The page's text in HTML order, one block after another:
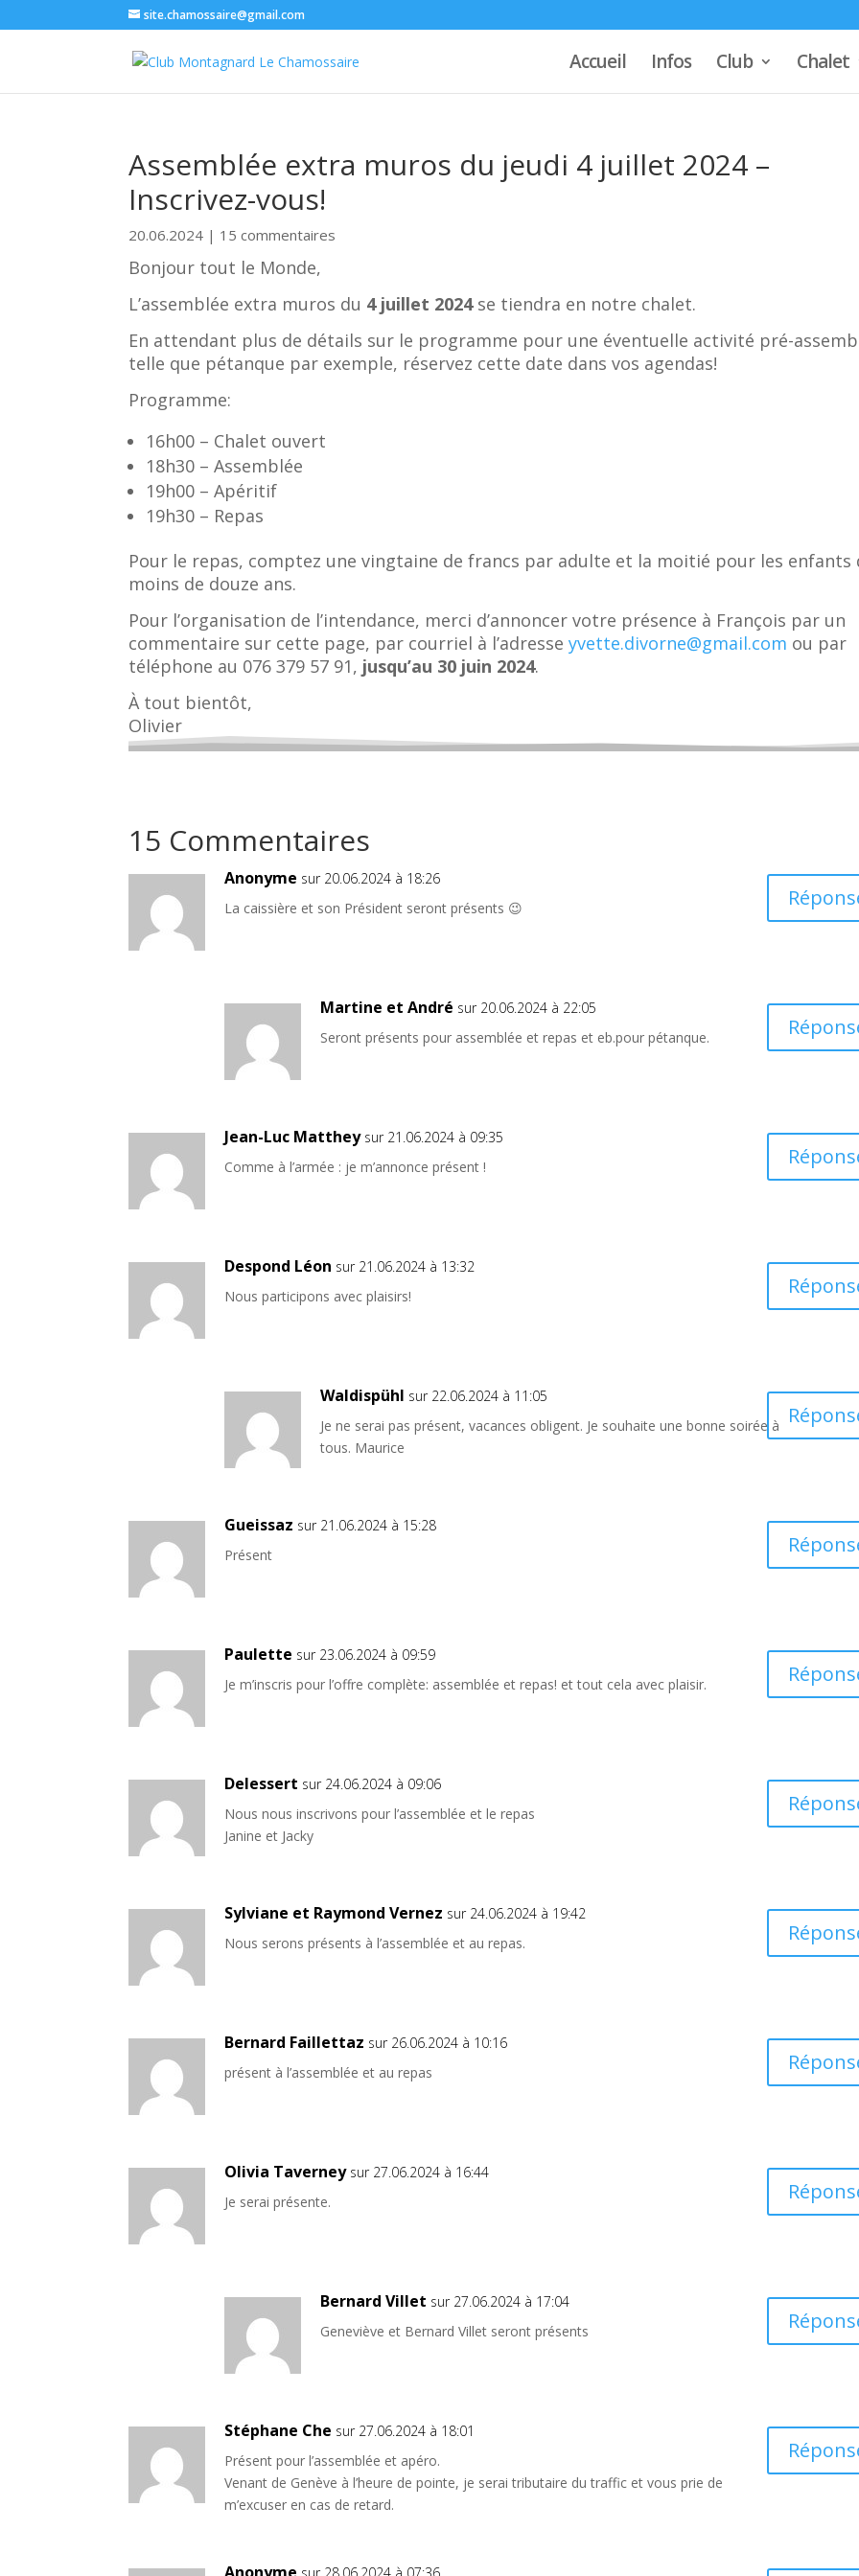
site.chamossaire@gmail.com
Accueil Infos Club Chalet
Assemblée extra muros du jeudi 4 juillet 2024 –
Inscrivez-vous!
20.06.2024 | 15 commentaires
Bonjour tout le Monde,
L’assemblée extra muros du 4 juillet 2024se tiendra en notre chalet.
En attendant plus de détails sur le programme pour une éventuelle activité pré-
telle que pétanque par exemple, réservez cette date dans vos agendas!
Programme:
16h00 – Chalet ouvert
18h30 – Assemblée
19h00 – Apéritif
19h30 – Repas
Pour le repas, comptez une vingtaine de francs par adulte et la moitié pour les enfants
moins de douze ans.
Pour l’organisation de l’intendance, merci d’annoncer votre présence à François par un
commentaire sur cette page, par courriel à l’adresseyvette.divorne@gmail.com ou par
téléphone au 076 379 57 91, jusqu’au 30 juin 2024.
À tout bientôt,
Olivier
15 Commentaires
Anonyme sur 20.06.2024 à 18:26
La caissière et son Président seront présents 😉
Martine et André sur 20.06.2024 à 22:05
Seront présents pour assemblée et repas et eb.pour pétanque.
Jean-Luc Matthey sur 21.06.2024 à 09:35
Comme à l’armée : je m’annonce présent !
Despond Léon sur 21.06.2024 à 13:32
Nous participons avec plaisirs!
Waldispühl sur 22.06.2024 à 11:05
Je ne serai pas présent, vacances obligent. Je souhaite une bonne soirée à
tous. Maurice
Gueissaz sur 21.06.2024 à 15:28
Présent
Paulette sur 23.06.2024 à 09:59
Je m’inscris pour l’offre complète: assemblée et repas! et tout cela avec plaisir.
Delessert sur 24.06.2024 à 09:06
Nous nous inscrivons pour l’assemblée et le repas
Janine et Jacky
Sylviane et Raymond Vernez sur 24.06.2024 à 19:42
Nous serons présents à l’assemblée et au repas.
Bernard Faillettaz sur 26.06.2024 à 10:16
présent à l’assemblée et au repas
Olivia Taverney sur 27.06.2024 à 16:44
Je serai présente.
Bernard Villet sur 27.06.2024 à 17:04
Geneviève et Bernard Villet seront présents
Stéphane Che sur 27.06.2024 à 18:01
Présent pour l’assemblée et apéro.
Venant de Genève à l’heure de pointe, je serai tributaire du traffic et vous prie de
m’excuser en cas de retard.